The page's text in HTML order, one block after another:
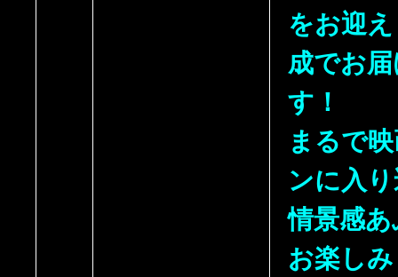
をお迎
成でお
す！
まるで
ンに入
情景感
お楽し